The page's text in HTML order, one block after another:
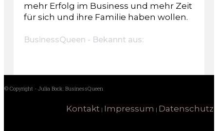
mehr Erfolg im Business und mehr Zeit
für sich und ihre Familie haben wollen.
BusinessQueen - Bekannt aus:
© Copyright - Julia Bock: BusinessQueen
Kontakt | Impressum | Datenschutz